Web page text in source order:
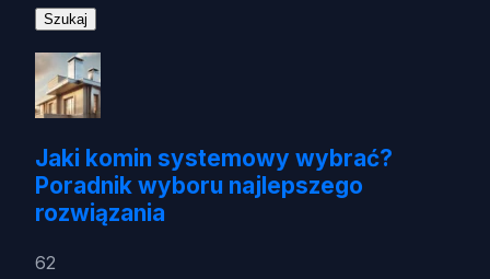
Jaki komin systemowy wybrać?
Poradnik wyboru najlepszego
rozwiązania
62